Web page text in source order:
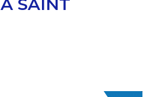
SAINT